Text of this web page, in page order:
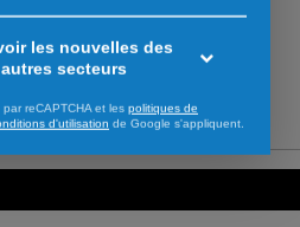
les nouvelles des
autres secteurs
reCAPTCHA et les politiques de
d'utilisation de Google s'appliquent.